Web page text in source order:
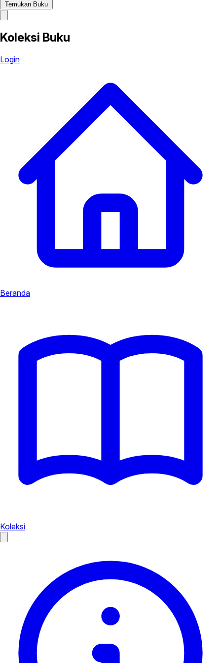
Temukan Buku
Koleksi Buku
Login
Beranda
Koleksi